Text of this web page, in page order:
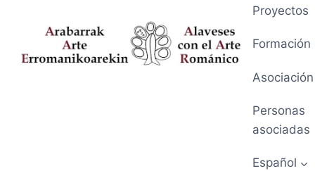
Proyectos
Formación
Asociación
Personas
asociadas
Español